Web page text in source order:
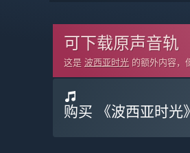
可下载原声音轨
这是 波西亚时光 的额外内容，
购买 《波西亚时光